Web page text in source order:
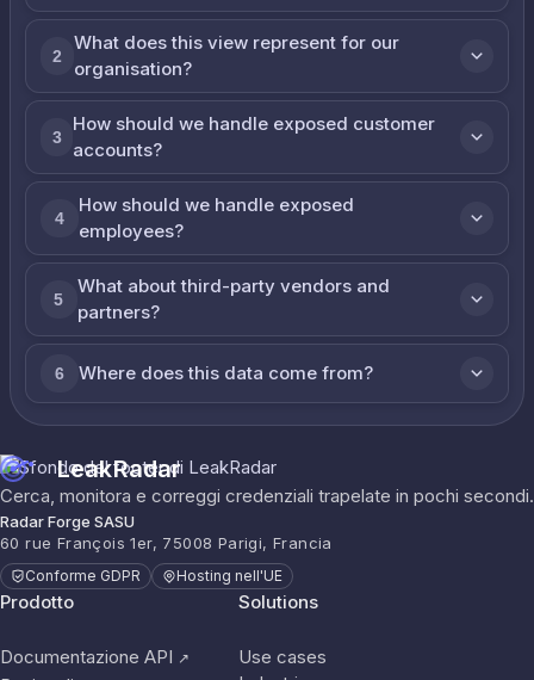
2
What does this view represent for our
organisation?
3
How should we handle exposed customer
accounts?
4
How should we handle exposed
employees?
5
What about third-party vendors and
partners?
6 Where does this data come from?
LeakRadar
Cerca, monitora e correggi credenziali trapelate in pochi secondi.
Radar Forge SASU
60 rue François 1er, 75008 Parigi, Francia
Conforme GDPR Hosting nell'UE
Prodotto
Documentazione API ↗
Solutions
Use cases